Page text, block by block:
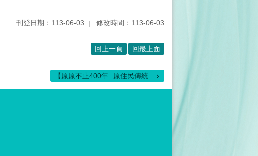
刊登日期：113-06-03 修改時間：113-06-03
回上一頁 回最上面
【原原不止400年─原住民傳統...